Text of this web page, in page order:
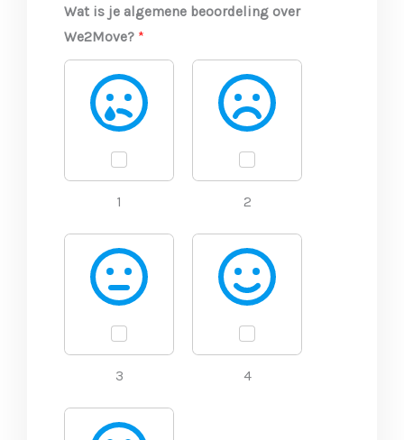
Wat is je algemene beoordeling over
We2Move? *
1 2
3 4